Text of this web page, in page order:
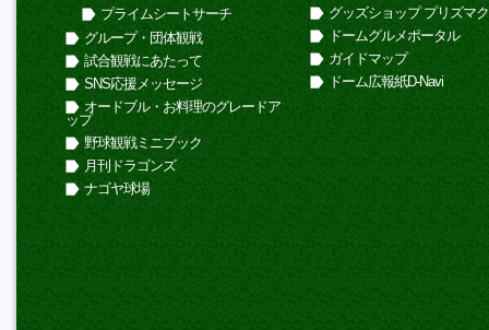
プライムシートサーチ
グループ・団体観戦
試合観戦にあたって
SNS応援メッセージ
オードブル・お料理のグレードア
ップ
野球観戦ミニブック
月刊ドラゴンズ
ナゴヤ球場
グッズショップ プリズマ
ドームグルメポータル
ガイドマップ
ドーム広報紙D-Navi